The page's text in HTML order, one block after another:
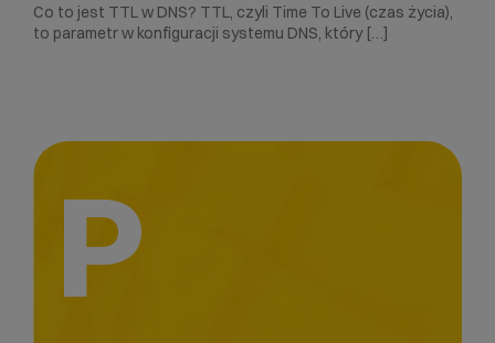
Co to jest TTL w DNS? TTL, czyli Time To Live (czas życia),
to parametr w konfiguracji systemu DNS, który […]
P